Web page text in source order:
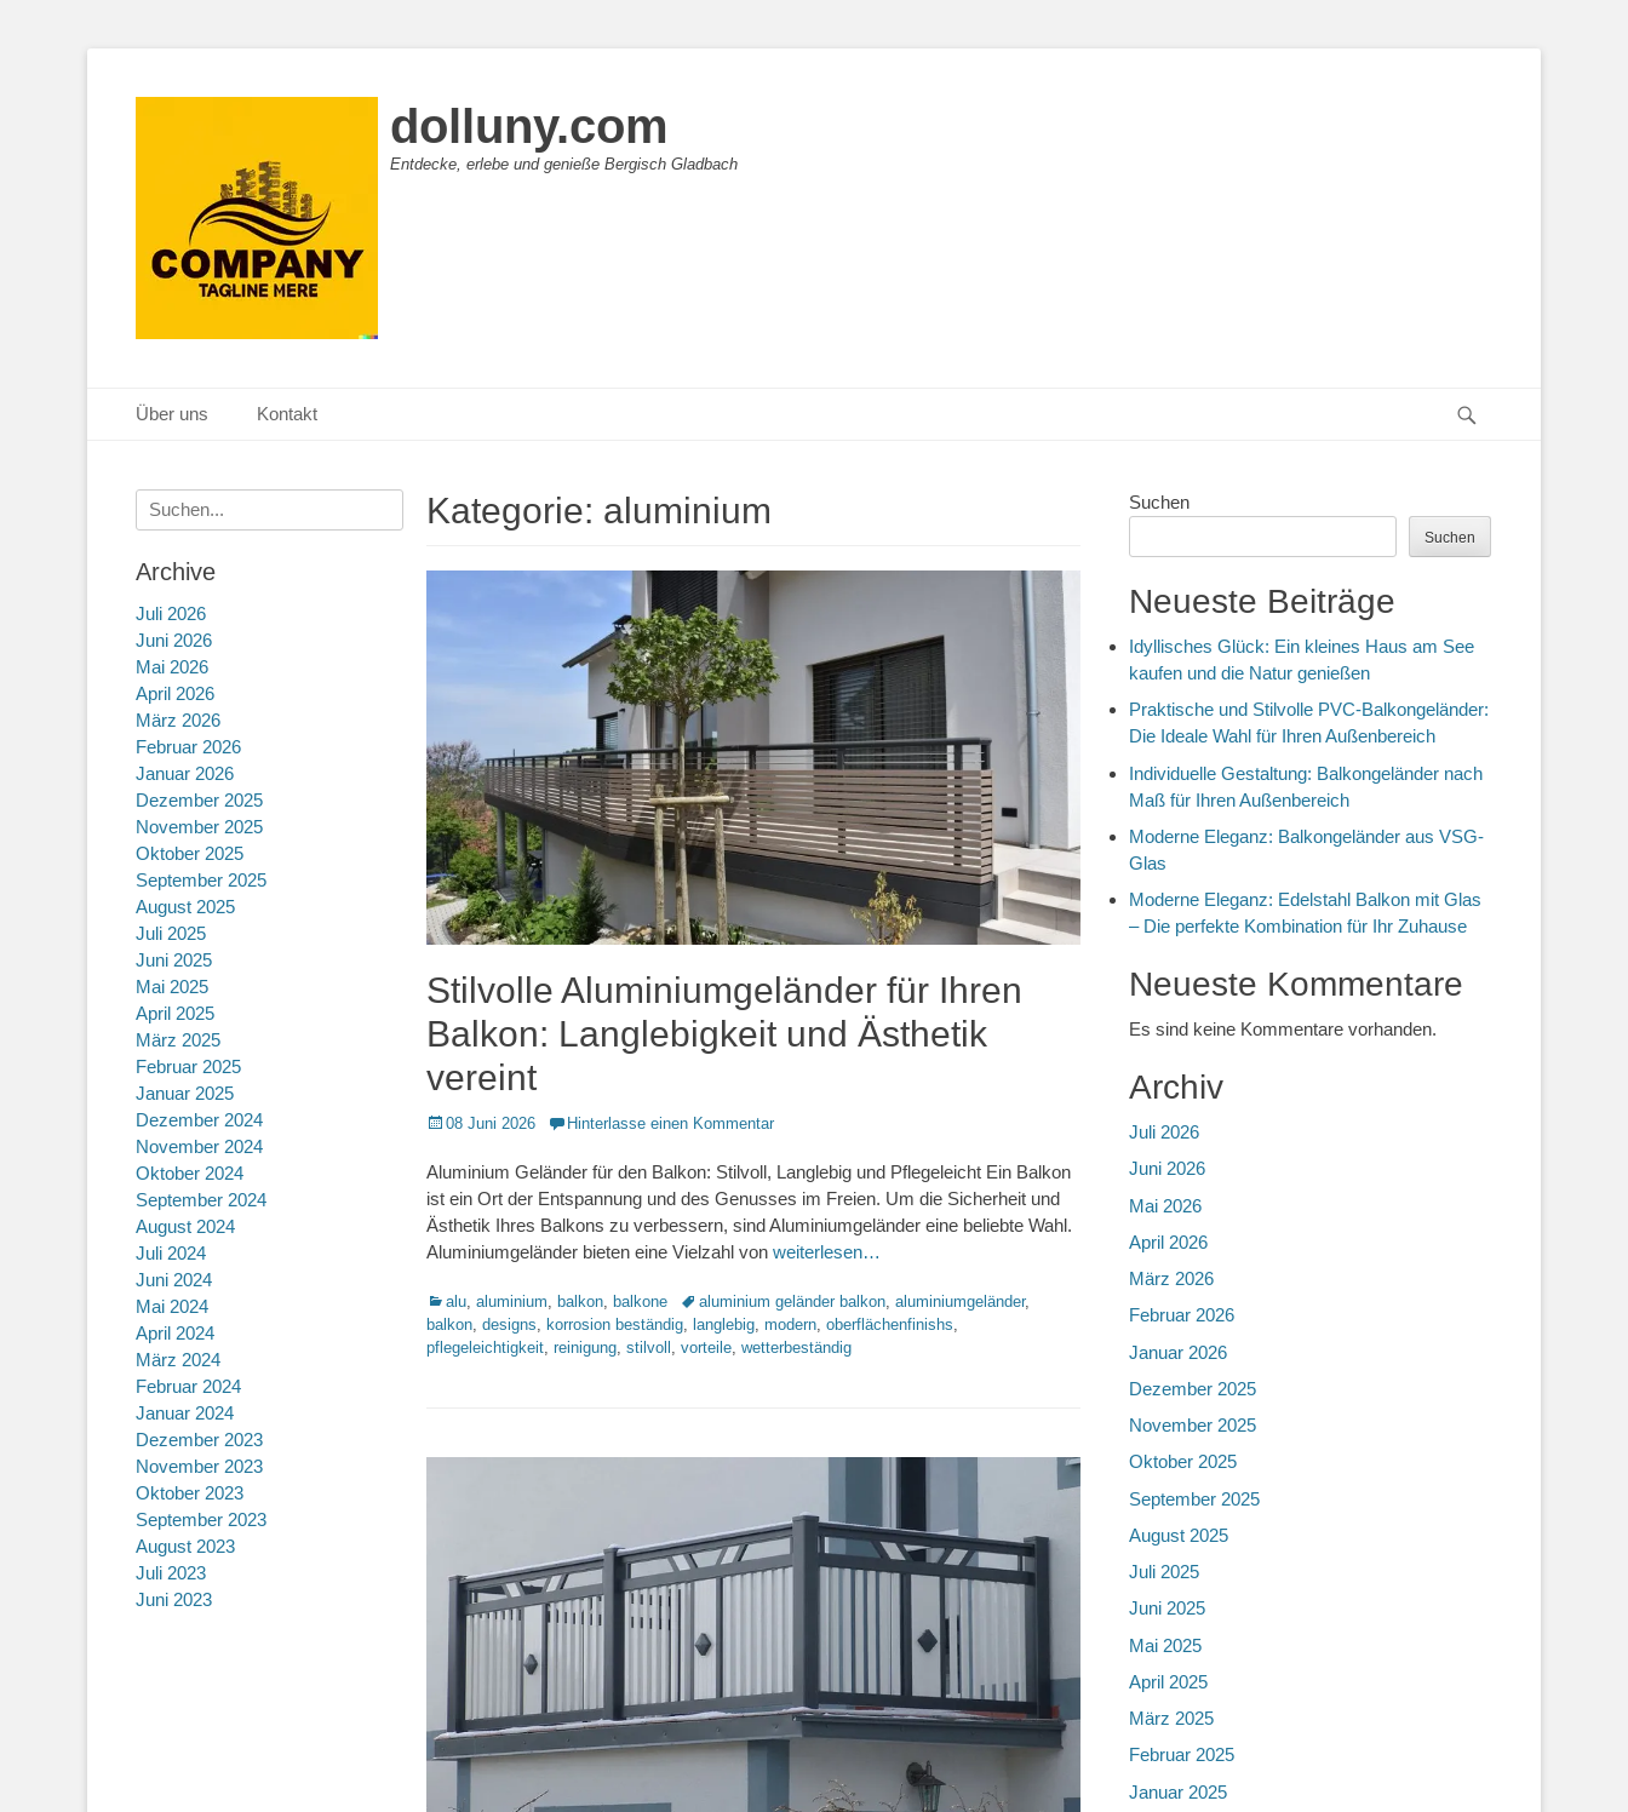
dolluny.com
Entdecke, erlebe und genieße Bergisch Gladbach
Primäres Menü
Zum
Inhalt
Über uns Kontakt
Kategorie: aluminium
Stilvolle Aluminiumgeländer für Ihren
Balkon: Langlebigkeit und Ästhetik
vereint
Posted
08 Juni 2026 Hinterlasse einen Kommentar
Aluminium Geländer für den Balkon: Stilvoll, Langlebig und Pflegeleicht Ein Balkon
ist ein Ort der Entspannung und des Genusses im Freien. Um die Sicherheit und
Ästhetik Ihres Balkons zu verbessern, sind Aluminiumgeländer eine beliebte Wahl.
Aluminiumgeländer bieten eine Vielzahl von weiterlesen…
Kategorien
alu aluminium balkon balkone Schlagworte
aluminium geländer balkon aluminiumgeländer,
balkon designs korrosion beständig langlebig modern oberflächenfinishs
pflegeleichtigkeit reinigung stilvoll vorteile wetterbeständig
Suchen
Suchen
Neueste Beiträge
Idyllisches Glück: Ein kleines Haus am See
kaufen und die Natur genießen
Praktische und Stilvolle PVC-Balkongeländer:
Die Ideale Wahl für Ihren Außenbereich
Individuelle Gestaltung: Balkongeländer nach
Maß für Ihren Außenbereich
Moderne Eleganz: Balkongeländer aus VSG-
Glas
Moderne Eleganz: Edelstahl Balkon mit Glas
– Die perfekte Kombination für Ihr Zuhause
Neueste Kommentare
Es sind keine Kommentare vorhanden.
Archiv
Juli 2026
Juni 2026
Mai 2026
April 2026
März 2026
Februar 2026
Januar 2026
Dezember 2025
November 2025
Oktober 2025
September 2025
August 2025
Juli 2025
Juni 2025
Mai 2025
April 2025
März 2025
Februar 2025
Januar 2025
Suche
nach:
Archive
Juli 2026
Juni 2026
Mai 2026
April 2026
März 2026
Februar 2026
Januar 2026
Dezember 2025
November 2025
Oktober 2025
September 2025
August 2025
Juli 2025
Juni 2025
Mai 2025
April 2025
März 2025
Februar 2025
Januar 2025
Dezember 2024
November 2024
Oktober 2024
September 2024
August 2024
Juli 2024
Juni 2024
Mai 2024
April 2024
März 2024
Februar 2024
Januar 2024
Dezember 2023
November 2023
Oktober 2023
September 2023
August 2023
Juli 2023
Juni 2023